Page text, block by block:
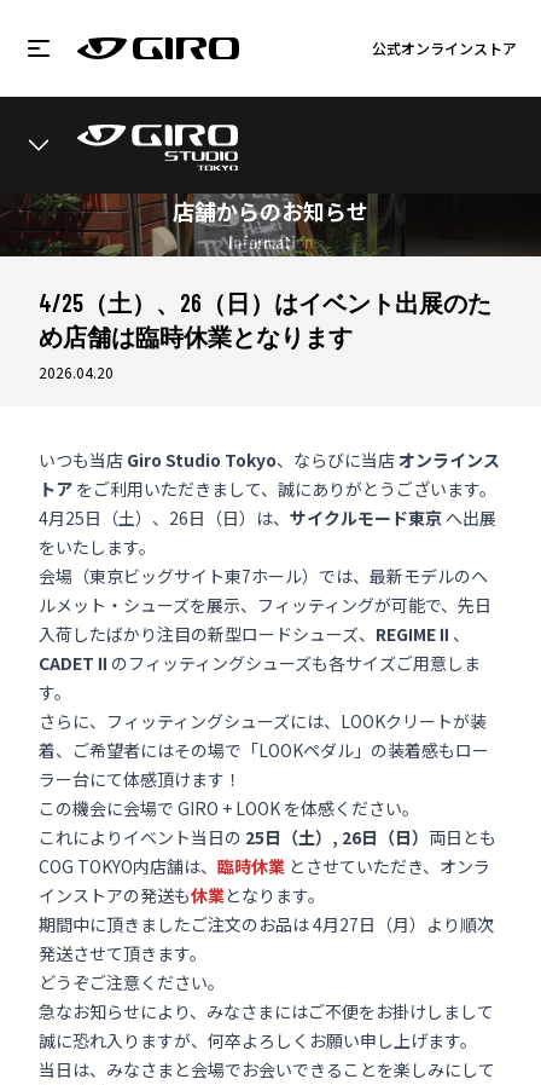
公式オンラインストア
店舗からのお知らせ
Information
4/25（土）、26（日）はイベント出展のた
め店舗は臨時休業となります
2026.04.20
いつも当店 Giro Studio Tokyo、ならびに当店オンラインス
トア をご利用いただきまして、誠にありがとうございます。
4月25日（土）、26日（日）は、 サイクルモード東京 へ出展
をいたします。
会場（東京ビッグサイト東7ホール）では、最新モデルのヘ
ルメット・シューズを展示、フィッティングが可能で、先日
入荷したばかり注目の新型ロードシューズ、 REGIME Ⅱ 、
CADET Ⅱ のフィッティングシューズも各サイズご用意しま
す。
さらに、フィッティングシューズには、LOOKクリートが装
着、ご希望者にはその場で「LOOKペダル」の装着感もロー
ラー台にて体感頂けます！
この機会に会場で GIRO + LOOK を体感ください。
これによりイベント当日の 25日（土）, 26日（日） 両日とも
COG TOKYO内店舗は、 臨時休業 とさせていただき、オンラ
インストアの発送も休業となります。
期間中に頂きましたご注文のお品は 4月27日（月）より順次
発送させて頂きます。
どうぞご注意ください。
急なお知らせにより、みなさまにはご不便をお掛けしまして
誠に恐れ入りますが、何卒よろしくお願い申し上げます。
当日は、みなさまと会場でお会いできることを楽しみにして